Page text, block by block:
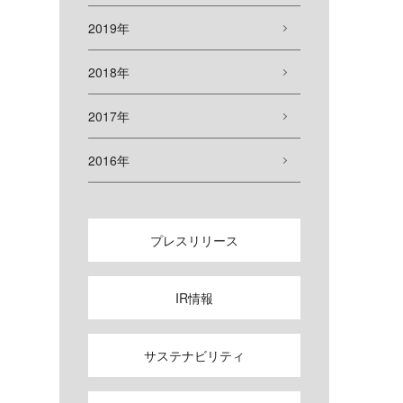
2019年
2018年
2017年
2016年
プレスリリース
IR情報
サステナビリティ